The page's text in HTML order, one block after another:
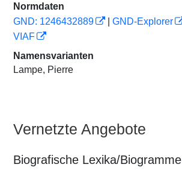
Normdaten
GND: 1246432889
GND-Explorer
VIAF
Namensvarianten
Lampe, Pierre
Vernetzte Angebote
Biografische Lexika/Biogramme